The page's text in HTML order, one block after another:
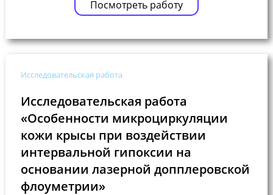
Посмотреть работу
Исследовательская работа
Исследовательская работа
«Особенности микроциркуляции
кожи крысы при воздействии
интервальной гипоксии на
основании лазерной допплеровской
флоуметрии»